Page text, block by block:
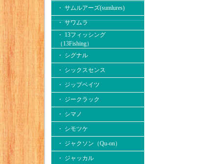
・ サムルアーズ(sumlures)
・ サワムラ
・ 13フィッシング
（13Fishing）
・ シグナル
・ シックスセンス
・ ジップベイツ
・ ジークラック
・ シマノ
・ シモツケ
・ ジャクソン（Qu-on）
・ ジャッカル